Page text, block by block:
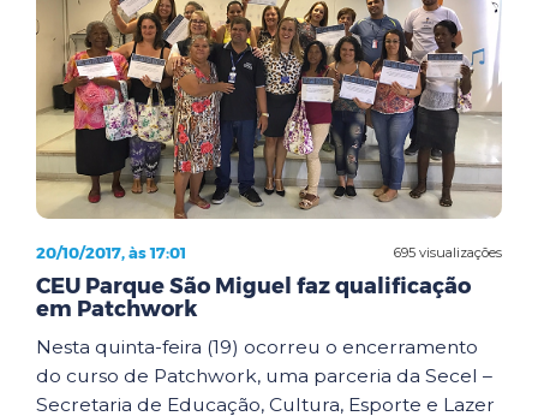
695 visualizações
20/10/2017, às 17:01
CEU Parque São Miguel faz qualificação
em Patchwork
Nesta quinta-feira (19) ocorreu o encerramento
do curso de Patchwork, uma parceria da Secel –
Secretaria de Educação, Cultura, Esporte e Lazer